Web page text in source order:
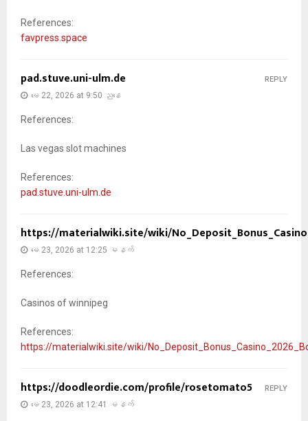
References:
favpress.space
pad.stuve.uni-ulm.de
မေ 22, 2026 at 9:50 ညနေ
References:
Las vegas slot machines
References:
pad.stuve.uni-ulm.de
REPLY
https://materialwiki.site/wiki/
မေ 23, 2026 at 12:25 မနက်
References:
Casinos of winnipeg
References:
https://materialwiki.site/wiki/
https://doodleordie.com/profile/rosetomato5
မေ 23, 2026 at 12:41 မနက်
REPLY